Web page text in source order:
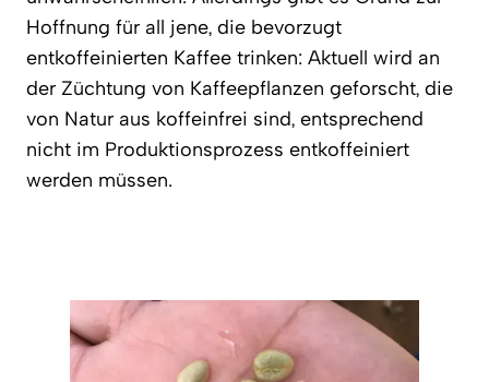
Hoffnung für all jene, die bevorzugt
entkoffeinierten Kaffee trinken: Aktuell wird an
der Züchtung von Kaffeepflanzen geforscht, die
von Natur aus koffeinfrei sind, entsprechend
nicht im Produktionsprozess entkoffeiniert
werden müssen.